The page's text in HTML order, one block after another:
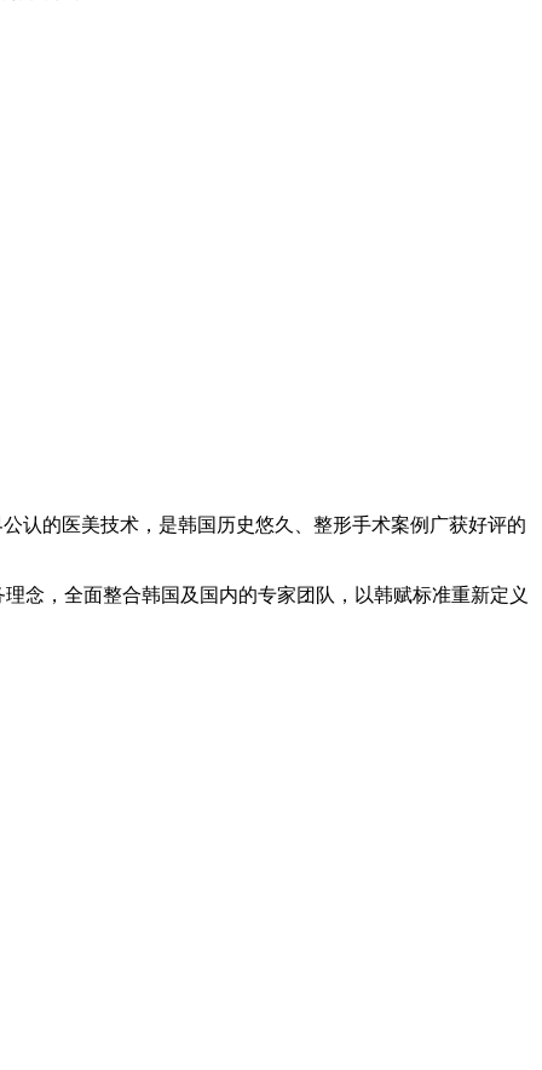
认的医美技术，是韩国历史悠久、整形手术案例广获好评的
念，全面整合韩国及国内的专家团队，以韩赋标准重新定义